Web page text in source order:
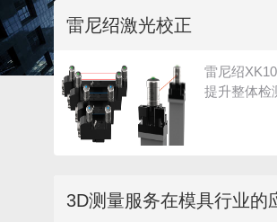
雷尼绍激光校正
雷尼绍
提升整体检
3D测量服务在模具行业的